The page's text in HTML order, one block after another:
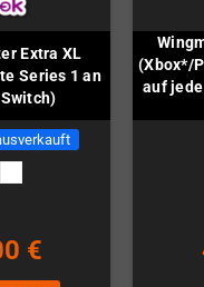
Extra XL
Series 1 an
€
(Xbox*/
auf jede